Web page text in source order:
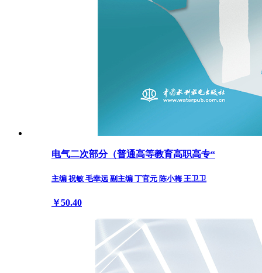
电气二次部分（普通高等教育高职高专“
主编 祝敏 毛幸远 副主编 丁官元 陈小梅 王卫卫
￥50.40